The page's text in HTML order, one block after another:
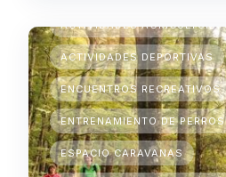
ACTIVIDADES AGRICULTURA
ACTIVIDADES DEPORTIVAS
ENCUENTROS RECREATIVOS
ENTRENAMIENTO DE PERROS
ESPACIO CARAVANAS